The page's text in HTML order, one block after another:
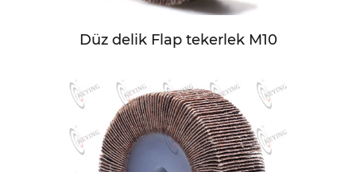
Düz delik Flap tekerlek M10